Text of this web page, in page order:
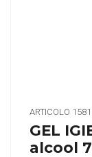
ARTICOLO 1581
GEL
alcool